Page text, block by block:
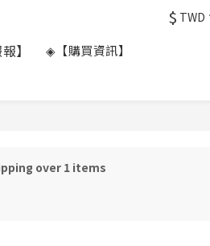
$ TWD
】 ◈【購買資訊】
over 1 items